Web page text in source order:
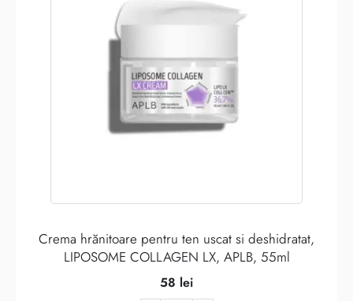
Crema hrănitoare pentru ten uscat si deshidratat,
LIPOSOME COLLAGEN LX, APLB, 55ml
58 lei